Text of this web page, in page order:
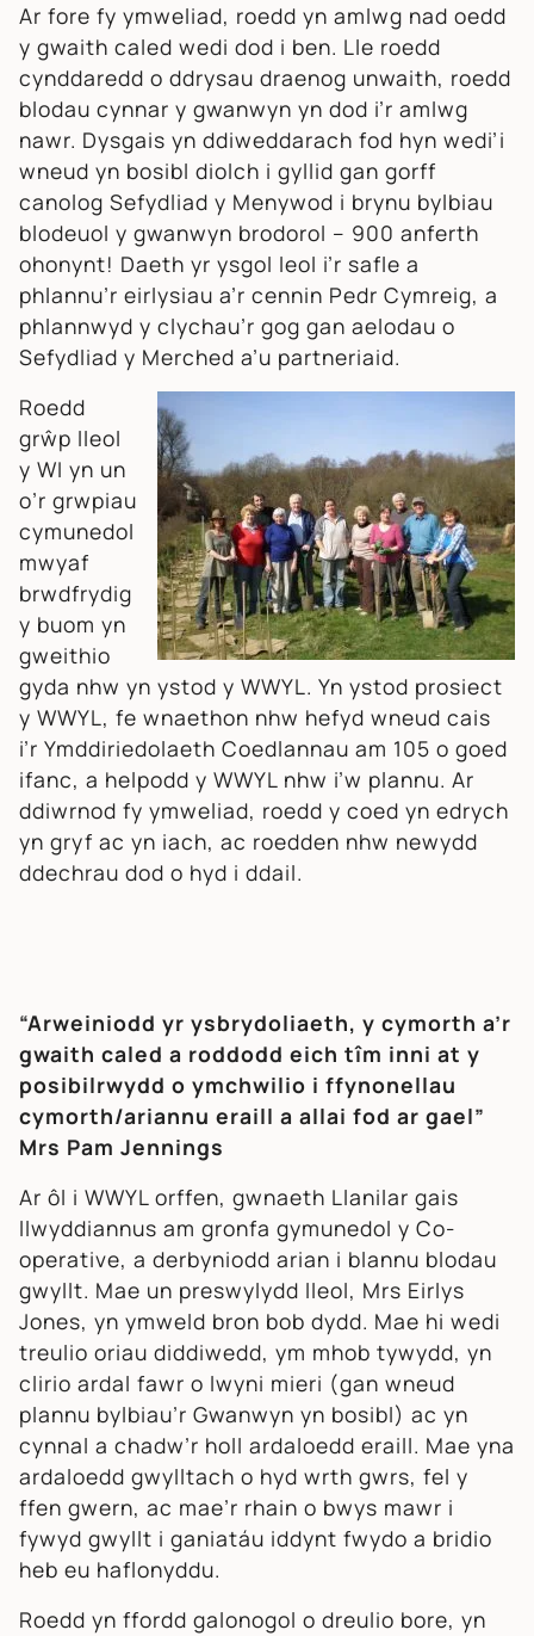
Ar fore fy ymweliad, roedd yn amlwg nad oedd
y gwaith caled wedi dod i ben. Lle roedd
cynddaredd o ddrysau draenog unwaith, roedd
blodau cynnar y gwanwyn yn dod i’r amlwg
nawr. Dysgais yn ddiweddarach fod hyn wedi’i
wneud yn bosibl diolch i gyllid gan gorff
canolog Sefydliad y Menywod i brynu bylbiau
blodeuol y gwanwyn brodorol – 900 anferth
ohonynt! Daeth yr ysgol leol i’r safle a
phlannu’r eirlysiau a’r cennin Pedr Cymreig, a
phlannwyd y clychau’r gog gan aelodau o
Sefydliad y Merched a’u partneriaid.
Roedd
grŵp lleol
y WI yn un
o’r grwpiau
cymunedol
mwyaf
brwdfrydig
y buom yn
gweithio
gyda nhw yn ystod y WWYL. Yn ystod prosiect
y WWYL, fe wnaethon nhw hefyd wneud cais
i’r Ymddiriedolaeth Coedlannau am 105 o goed
ifanc, a helpodd y WWYL nhw i’w plannu. Ar
ddiwrnod fy ymweliad, roedd y coed yn edrych
yn gryf ac yn iach, ac roedden nhw newydd
ddechrau dod o hyd i ddail.
“Arweiniodd yr ysbrydoliaeth, y cymorth a’r
gwaith caled a roddodd eich tîm inni at y
posibilrwydd o ymchwilio i ffynonellau
cymorth/ariannu eraill a allai fod ar gael”
Mrs Pam Jennings
Ar ôl i WWYL orffen, gwnaeth Llanilar gais
llwyddiannus am gronfa gymunedol y Co-
operative, a derbyniodd arian i blannu blodau
gwyllt. Mae un preswylydd lleol, Mrs Eirlys
Jones, yn ymweld bron bob dydd. Mae hi wedi
treulio oriau diddiwedd, ym mhob tywydd, yn
clirio ardal fawr o lwyni mieri (gan wneud
plannu bylbiau’r Gwanwyn yn bosibl) ac yn
cynnal a chadw’r holl ardaloedd eraill. Mae yna
ardaloedd gwylltach o hyd wrth gwrs, fel y
ffen gwern, ac mae’r rhain o bwys mawr i
fywyd gwyllt i ganiatáu iddynt fwydo a bridio
heb eu haflonyddu.
Roedd yn ffordd galonogol o dreulio bore, yn